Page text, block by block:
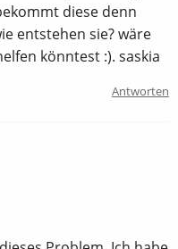
diese denn
entstehen sie? wäre
könntest :). saskia
Antworten